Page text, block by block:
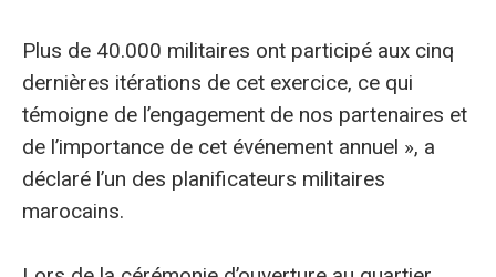
Plus de 40.000 militaires ont participé aux cinq
dernières itérations de cet exercice, ce qui
témoigne de l’engagement de nos partenaires et
de l’importance de cet événement annuel », a
déclaré l’un des planificateurs militaires
marocains.